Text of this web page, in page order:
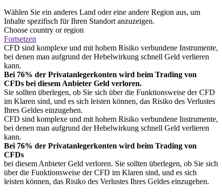
Wählen Sie ein anderes Land oder eine andere Region aus, um
Inhalte spezifisch für Ihren Standort anzuzeigen.
Choose country or region
Fortsetzen
CFD sind komplexe und mit hohem Risiko verbundene Instrumente,
bei denen man aufgrund der Hebelwirkung schnell Geld verlieren
kann.
Bei 76% der Privatanlegerkonten wird beim Trading von
CFDs bei diesem Anbieter Geld verloren.
Sie sollten überlegen, ob Sie sich über die Funktionsweise der CFD
im Klaren sind, und es sich leisten können, das Risiko des Verlustes
Ihres Geldes einzugehen.
CFD sind komplexe und mit hohem Risiko verbundene Instrumente,
bei denen man aufgrund der Hebelwirkung schnell Geld verlieren
kann.
Bei 76% der Privatanlegerkonten wird beim Trading von
CFDs
bei diesem Anbieter Geld verloren. Sie sollten überlegen, ob Sie sich
über die Funktionsweise der CFD im Klaren sind, und es sich
leisten können, das Risiko des Verlustes Ihres Geldes einzugehen.